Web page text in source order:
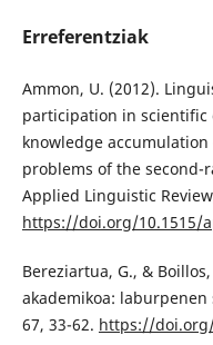
Erreferentziak
Ammon, U. (2012).
participation in scientific
knowledge
problems of the second-
Applied Linguistic
https://doi.org/10.1515/
Bereziartua, G., &
akademikoa:
67, 33-62. https://